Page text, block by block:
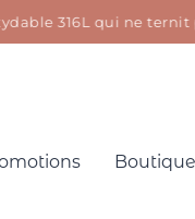
316L qui ne ternit
Boutique